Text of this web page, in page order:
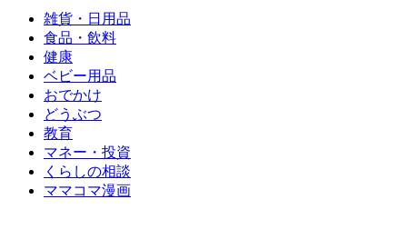
雑貨・日用品
食品・飲料
健康
ベビー用品
おでかけ
どうぶつ
教育
マネー・投資
くらしの相談
ママコマ漫画